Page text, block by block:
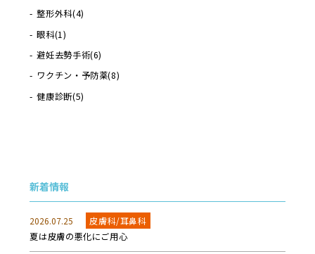
整形外科(4)
眼科(1)
避妊去勢手術(6)
ワクチン・予防薬(8)
健康診断(5)
新着情報
2026.07.25 皮膚科/耳鼻科
夏は皮膚の悪化にご用心